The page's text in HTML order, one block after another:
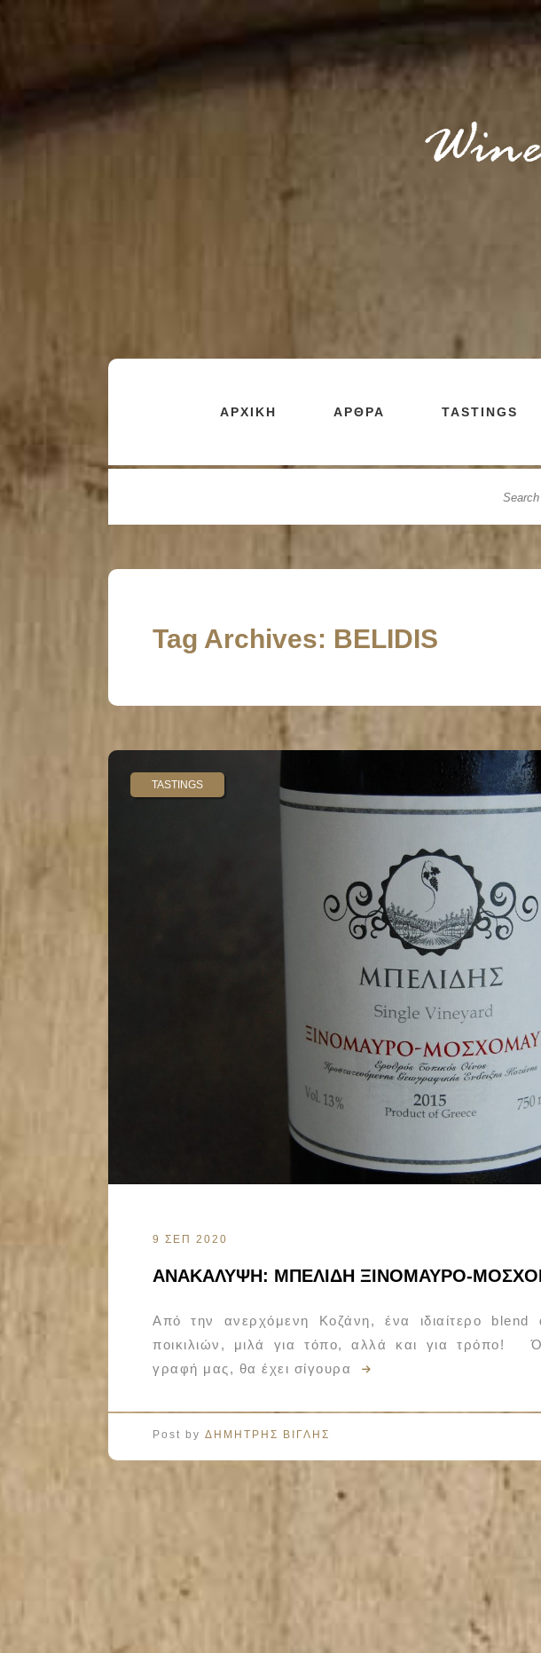
ΑΡΧΙΚΗ ΑΡΘΡΑ TASTINGS
Tag Archives: BELIDIS
TASTINGS
9 ΣΕΠ 2020
ΑΝΑΚΑΛΥΨΗ: ΜΠΕΛΙΔΗ ΞΙΝΟΜΑΥΡΟ-
Από την ανερχόμενη Κοζάνη, ένα ιδιαίτερο blend
ποικιλιών, μιλά για τόπο, αλλά και για τρόπο!
γραφή μας, θα έχει σίγουρα
Post by ΔΗΜΗΤΡΗΣ ΒΙΓΛΗΣ